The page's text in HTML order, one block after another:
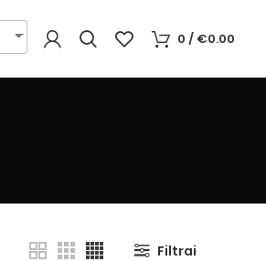
0/ €0.00
Filtrai